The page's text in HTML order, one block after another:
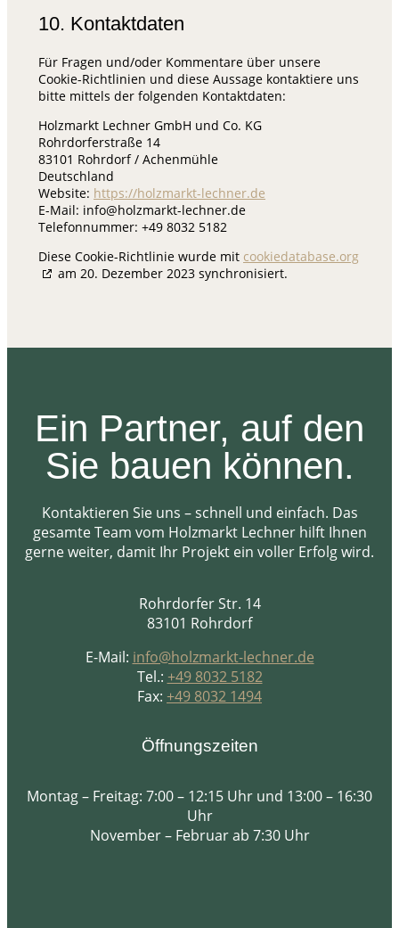
10. Kontaktdaten
Für Fragen und/oder Kommentare über unsere
Cookie-Richtlinien und diese Aussage kontaktiere uns
bitte mittels der folgenden Kontaktdaten:
Holzmarkt Lechner GmbH und Co. KG
Rohrdorferstraße 14
83101 Rohrdorf / Achenmühle
Deutschland
Website: https://holzmarkt-lechner.de
E-Mail: info@holzmarkt-lechner.de
Telefonnummer: +49 8032 5182
Diese Cookie-Richtlinie wurde mit cookiedatabase.org
am 20. Dezember 2023 synchronisiert.
Ein Partner, auf den
Sie bauen können.
Kontaktieren Sie uns – schnell und einfach. Das
gesamte Team vom Holzmarkt Lechner hilft Ihnen
gerne weiter, damit Ihr Projekt ein voller Erfolg wird.
Rohrdorfer Str. 14
83101 Rohrdorf
E-Mail: info@holzmarkt-lechner.de
Tel.: +49 8032 5182
Fax: +49 8032 1494
Öffnungszeiten
Montag – Freitag: 7:00 – 12:15 Uhr und 13:00 – 16:30
Uhr
November – Februar ab 7:30 Uhr